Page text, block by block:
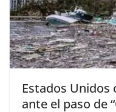
Estados Unidos
ante el paso de